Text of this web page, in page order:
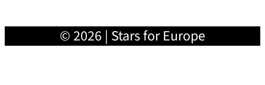
© 2026 | Stars for Europe